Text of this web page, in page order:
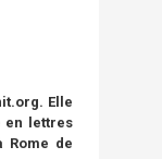
Elle
en lettres
Rome de